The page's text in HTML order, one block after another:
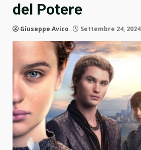
del Potere
Giuseppe Avico Settembre 24, 2024